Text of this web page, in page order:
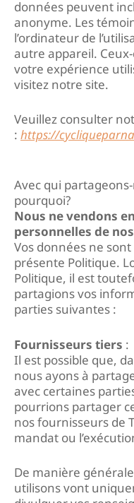
données peuvent
anonyme. Les
l’ordinateur de
autre appareil.
votre expérience
visitez notre site.
Veuillez consulter
: https://
Avec qui
pourquoi?
Nous ne vendons
personnelles de
Vos données ne
présente Politique.
Politique, il est
partagions vos
parties suivantes :
Fournisseurs tiers :
Il est possible que,
nous ayons à
avec certaines
pourrions partager
nos fournisseurs de
mandat ou
De manière
utilisons vont